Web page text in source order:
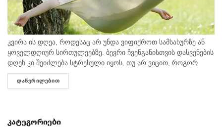
კვირა ის დღეა, როდესაც არ უნდა ვიფიქროთ სამსახურზე ან
ყოველდღიურ სირთულეებზე. ბევრი ჩვენგანისთვის დასვენების
დღეხ კი შეიძლება სტრესული იყოს, თუ არ ვიცით, როგორ
მოვიქცეთ სწორად. გთავაზობთ 10 რჩევას, რომელიც სტრესის
მართვასა...
ᲓᲐᲬᲕᲠᲘᲚᲔᲑᲘᲗ
კატეგორიები